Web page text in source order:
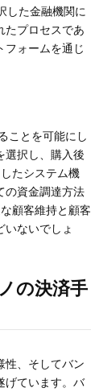
した金融機関に
たプロセスであ
フォームを通じ
ことを可能にし
選択し、購入後
たシステム機
の資金調達方法
顧客維持と顧客
いないでしょ
の決済手
性、そしてバン
げています。バ